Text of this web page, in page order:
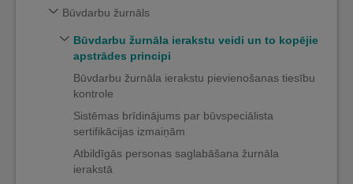
Būvdarbu žurnāls
Būvdarbu žurnāla ierakstu veidi un to kopējie
apstrādes principi
Būvdarbu žurnāla ierakstu pievienošanas tiesību
kontrole
Sistēmas brīdinājums par būvspeciālista
sertifikācijas izmaiņām
Atbildīgās personas saglabāšana žurnāla
ierakstā